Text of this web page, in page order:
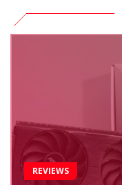
REVIEWS